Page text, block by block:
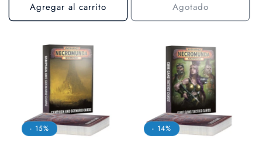
Agregar al carrito Agotado
- 15% - 14%